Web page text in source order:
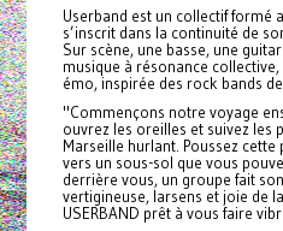
Userband est un collectif formé
s’inscrit dans la continuité de
Sur scène, une basse, une
musique à résonance
émo, inspirée des rock bands
"Commençons notre voyage
ouvrez les oreilles et suivez les
Marseille hurlant. Poussez
vers un sous-sol que vous
derrière vous, un groupe fait
vertigineuse, larsens et joie de
USERBAND prêt à vous faire